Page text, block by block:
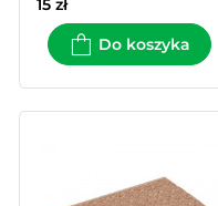
15 zł
Do koszyka